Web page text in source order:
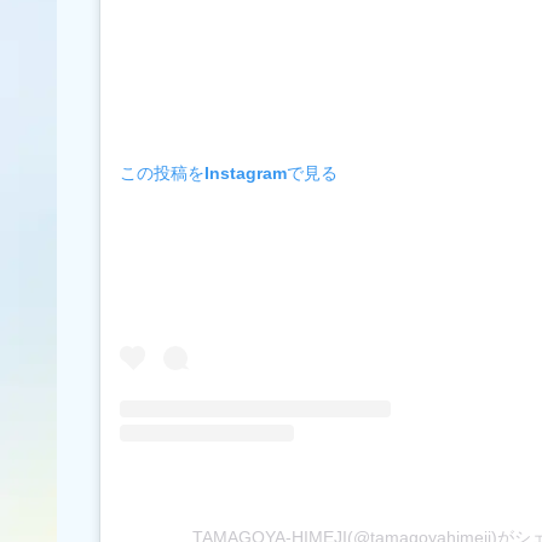
この投稿をInstagramで見る
TAMAGOYA-HIMEJI(@tamagoyahimeji)がシ